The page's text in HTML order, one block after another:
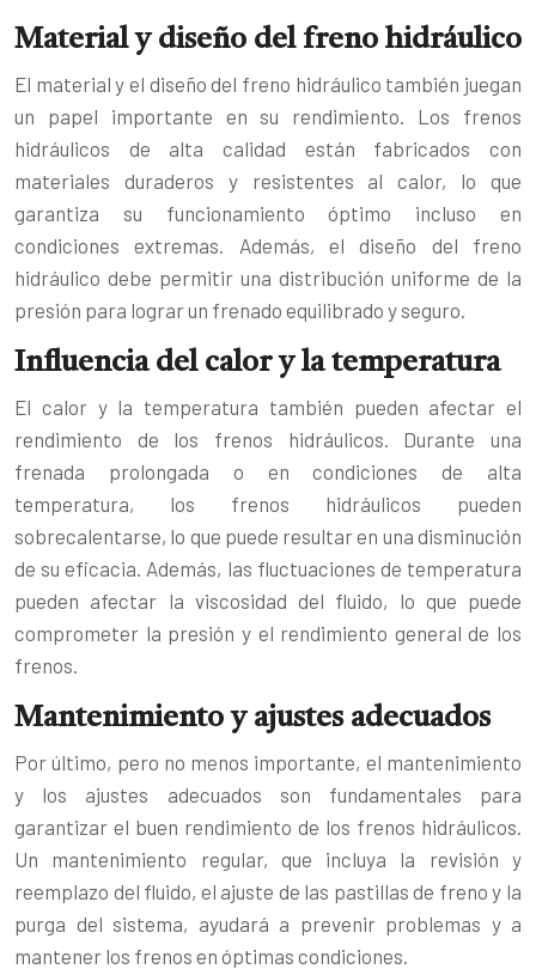
Material y diseño del freno hidráulico
El material y el diseño del freno hidráulico también juegan
un papel importante en su rendimiento. Los frenos
hidráulicos de alta calidad están fabricados con
materiales duraderos y resistentes al calor, lo que
garantiza su funcionamiento óptimo incluso en
condiciones extremas. Además, el diseño del freno
hidráulico debe permitir una distribución uniforme de la
presión para lograr un frenado equilibrado y seguro.
Influencia del calor y la temperatura
El calor y la temperatura también pueden afectar el
rendimiento de los frenos hidráulicos. Durante una
frenada prolongada o en condiciones de alta
temperatura, los frenos hidráulicos pueden
sobrecalentarse, lo que puede resultar en una disminución
de su eficacia. Además, las fluctuaciones de temperatura
pueden afectar la viscosidad del fluido, lo que puede
comprometer la presión y el rendimiento general de los
frenos.
Mantenimiento y ajustes adecuados
Por último, pero no menos importante, el mantenimiento
y los ajustes adecuados son fundamentales para
garantizar el buen rendimiento de los frenos hidráulicos.
Un mantenimiento regular, que incluya la revisión y
reemplazo del fluido, el ajuste de las pastillas de freno y la
purga del sistema, ayudará a prevenir problemas y a
mantener los frenos en óptimas condiciones.